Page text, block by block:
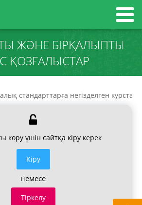
ЖӘНЕ БІРҚАЛЫПТЫ
ҚОЗҒАЛЫСТАР
стандарттарға негізделген курстар
көру үшін сайтқа кіру керек
Кiру
немесе
Тіркелу